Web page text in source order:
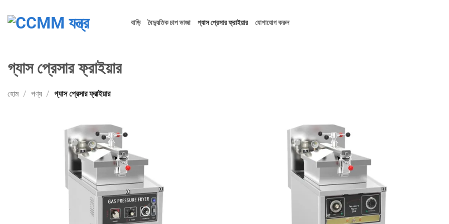
content
বাড়ি বৈদ্যুতিক চাপ ভাজা গ্যাস প্রেসার ফ্রাইয়ার যোগাযোগ করুন
গ্যাস প্রেসার ফ্রাইয়ার
হোম / পণ্য / গ্যাস প্রেসার ফ্রাইয়ার